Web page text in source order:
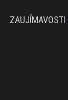
ZAUJÍMAVOSTI